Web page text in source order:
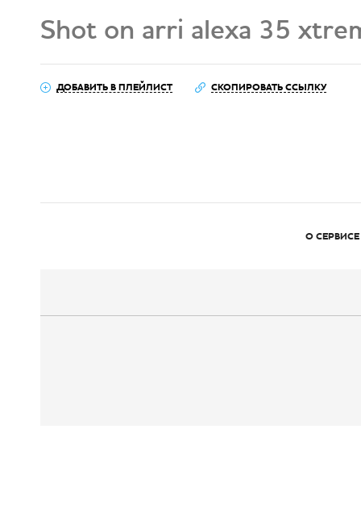
Shot on arri alexa 35
ДОБАВИТЬ В ПЛЕЙЛИСТ СКОПИРОВАТЬ ССЫЛКУ
О СЕРВИСЕ